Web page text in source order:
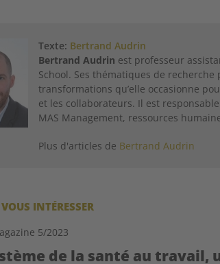
Texte: Bertrand Audrin
Bertrand Audrin est professeur
School. Ses thématiques de
transformations qu’elle occasionne
et les collaborateurs. Il est
MAS Management, ressources
Plus d'articles de Bertrand Audrin
INTÉRESSER
5/2023
de la santé au travail,